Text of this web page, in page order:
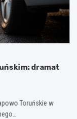
dramat
Toruńskie w